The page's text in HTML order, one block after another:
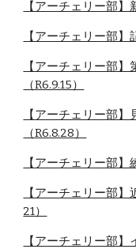
【アーチェリー部】
【アーチェリー部
【アーチェリー部
（R6.9.15）
【アーチェリー部
（R6.8.28）
【アーチェリー部】
【アーチェリー部
21）
【アーチェリー部】